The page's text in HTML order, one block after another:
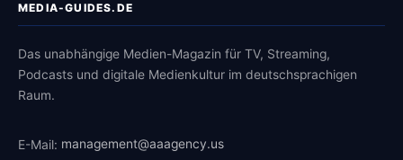
MEDIA-GUIDES.DE
Das unabhängige Medien-Magazin für TV, Streaming,
Podcasts und digitale Medienkultur im deutschsprachigen
Raum.
E-Mail: management@aaagency.us